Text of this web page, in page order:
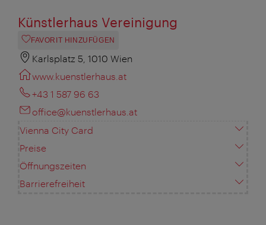
Künstlerhaus Vereinigung
FAVORIT HINZUFÜGEN
Karlsplatz 5, 1010 Wien
www.kuenstlerhaus.at
+43 1 587 96 63
office@kuenstlerhaus.at
Vienna City Card
Preise
Öffnungszeiten
Barrierefreiheit